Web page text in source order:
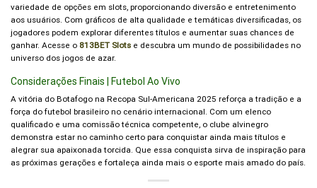
variedade de opções em slots, proporcionando diversão e entretenimento
aos usuários. Com gráficos de alta qualidade e temáticas diversificadas, os
jogadores podem explorar diferentes títulos e aumentar suas chances de
ganhar. Acesse o 813BET Slots e descubra um mundo de possibilidades no
universo dos jogos de azar.
Considerações Finais | Futebol Ao Vivo
A vitória do Botafogo na Recopa Sul-Americana 2025 reforça a tradição e a
força do futebol brasileiro no cenário internacional. Com um elenco
qualificado e uma comissão técnica competente, o clube alvinegro
demonstra estar no caminho certo para conquistar ainda mais títulos e
alegrar sua apaixonada torcida. Que essa conquista sirva de inspiração para
as próximas gerações e fortaleça ainda mais o esporte mais amado do país.